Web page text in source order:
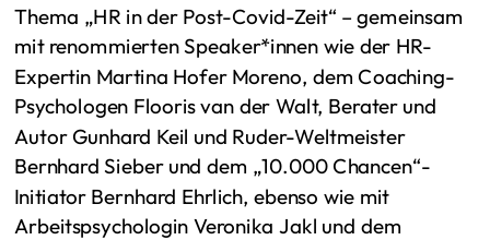
Thema „HR in der Post-Covid-Zeit“ – gemeinsam
mit renommierten Speaker*innen wie der HR-
Expertin Martina Hofer Moreno, dem Coaching-
Psychologen Flooris van der Walt, Berater und
Autor Gunhard Keil und Ruder-Weltmeister
Bernhard Sieber und dem „10.000 Chancen“-
Initiator Bernhard Ehrlich, ebenso wie mit
Arbeitspsychologin Veronika Jakl und dem